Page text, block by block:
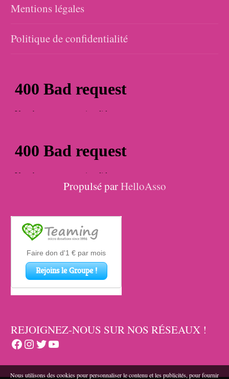
Mentions légales
Politique de confidentialité
Propulsé parHelloAsso
REJOIGNEZ-NOUS SUR NOS RÉSEAUX !
Facebook
Instagram
TwitterYouTube
Nous utilisons des cookies pour personnaliser le contenu et les publicités, pour fournir